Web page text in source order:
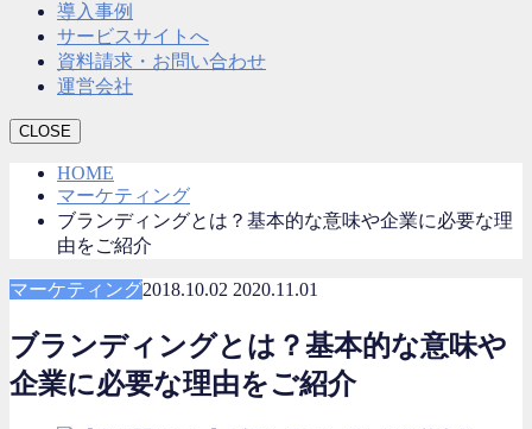
導入事例
サービスサイトへ
資料請求・お問い合わせ
運営会社
CLOSE
HOME
マーケティング
ブランディングとは？基本的な意味や企業に必要な理
由をご紹介
マーケティング2018.10.02 2020.11.01
ブランディングとは？基本的な意味や
企業に必要な理由をご紹介